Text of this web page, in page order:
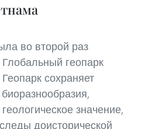
во второй раз
геопарк
сохраняет
значение,
доисторической